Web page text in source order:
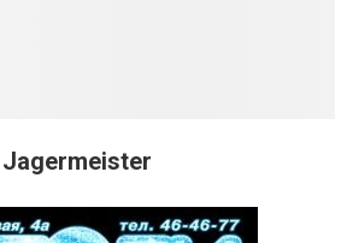
Jagermeister